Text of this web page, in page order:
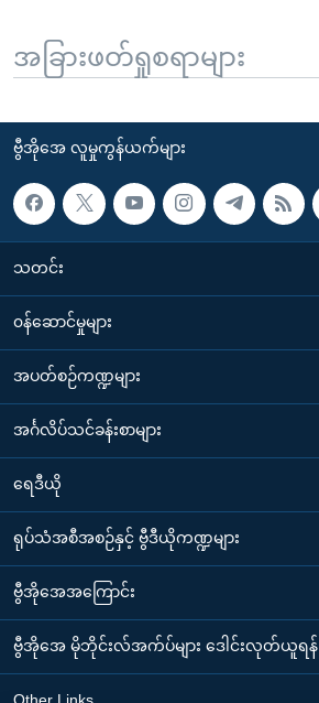
အခြားဖတ်ရှုစရာများ
ဗွီအိုအေ လူမှုကွန်ယက်များ
သတင်း
၀န်ဆောင်မှုများ
အပတ်စဉ်ကဏ္ဍများ
အင်္ဂလိပ်သင်ခန်းစာများ
ရေဒီယို
ရုပ်သံအစီအစဉ်နှင့် ဗွီဒီယိုကဏ္ဍများ
ဗွီအိုအေအကြောင်း
ဗွီအိုအေ မိုဘိုင်းလ်အက်ပ်များ ဒေါင်းလုတ်ယူရန်